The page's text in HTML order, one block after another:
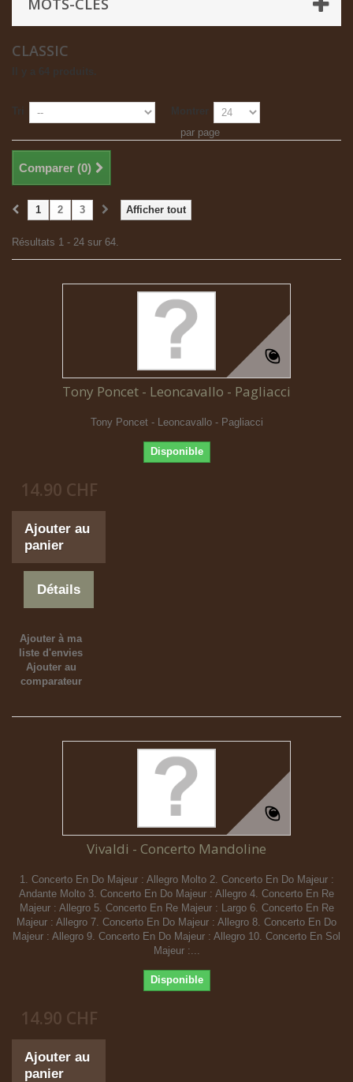
CLASSIC
par page
Comparer (0)
Afficher tout
1 2 3
Résultats 1 - 24 sur 64.
Tony Poncet - Leoncavallo - Pagliacci
Tony Poncet - Leoncavallo - Pagliacci
Disponible
14.90 CHF
Ajouter au
panier
Détails
Ajouter à ma
liste d'envies
Ajouter au
comparateur
Vivaldi - Concerto Mandoline
1. Concerto En Do Majeur : Allegro Molto 2. Concerto En Do Majeur :
Andante Molto 3. Concerto En Do Majeur : Allegro 4. Concerto En Re
Majeur : Allegro 5. Concerto En Re Majeur : Largo 6. Concerto En Re
Majeur : Allegro 7. Concerto En Do Majeur : Allegro 8. Concerto En Do
Majeur : Allegro 9. Concerto En Do Majeur : Allegro 10. Concerto En Sol
Majeur :...
Disponible
14.90 CHF
Ajouter au
panier